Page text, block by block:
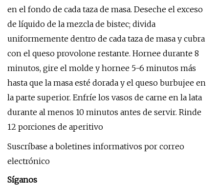
en el fondo de cada taza de masa. Deseche el exceso
de líquido de la mezcla de bistec; divida
uniformemente dentro de cada taza de masa y cubra
con el queso provolone restante. Hornee durante 8
minutos, gire el molde y hornee 5-6 minutos más
hasta que la masa esté dorada y el queso burbujee en
la parte superior. Enfríe los vasos de carne en la lata
durante al menos 10 minutos antes de servir. Rinde
12 porciones de aperitivo
Suscríbase a boletines informativos por correo
electrónico
Síganos